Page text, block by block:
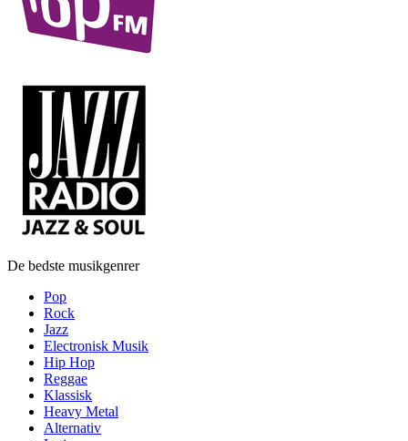
De bedste musikgenrer
Pop
Rock
Jazz
Electronisk Musik
Hip Hop
Reggae
Klassisk
Heavy Metal
Alternativ